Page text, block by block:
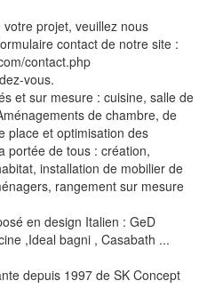
projet, veuillez nous
contact de notre site :
contact.php
vous.
et sur mesure : cuisine, salle de
de chambre, de
place et optimisation des
portée de tous : création,
installation de mobilier de
rangement sur mesure
en design Italien : GeD
,Ideal bagni , Casabath ...
depuis 1997 de SK Concept